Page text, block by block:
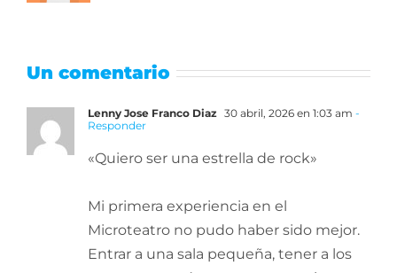
Un comentario
Lenny Jose Franco Diaz 30 abril, 2026 en 1:03 am -
Responder
«Quiero ser una estrella de rock»
​Mi primera experiencia en el
Microteatro no pudo haber sido mejor.
Entrar a una sala pequeña, tener a los